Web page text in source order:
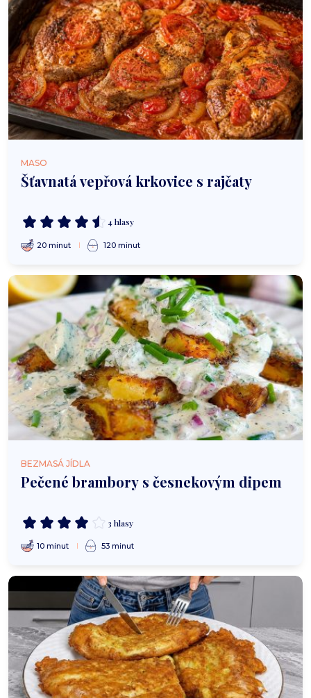
MASO
Šťavnatá vepřová krkovice s rajčaty
4 hlasy
20 minut 120 minut
BEZMASÁ JÍDLA
Pečené brambory s česnekovým dipem
3 hlasy
10 minut 53 minut